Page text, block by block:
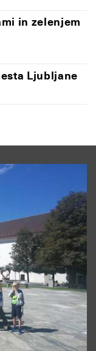
in zelenjem
Ljubljane